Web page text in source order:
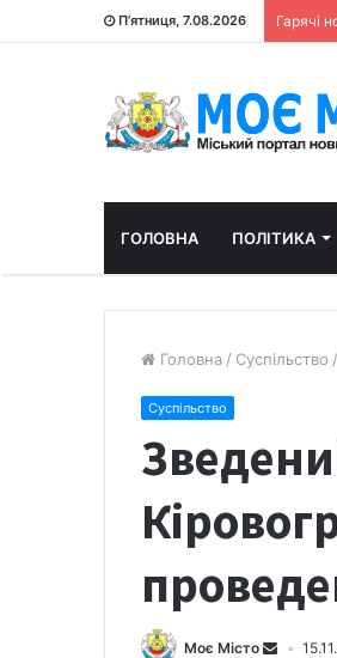
П’ятниця, 7.08.2026 Гарячі
ГОЛОВНА ПОЛІТИКА
Головна / Суспільство /
Суспільство
Моє Місто